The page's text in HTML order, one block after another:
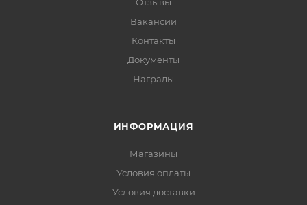
Вакансии
Контакты
Документы
Награды
ИНФОРМАЦИЯ
Магазины
Условия оплаты
Условия доставки